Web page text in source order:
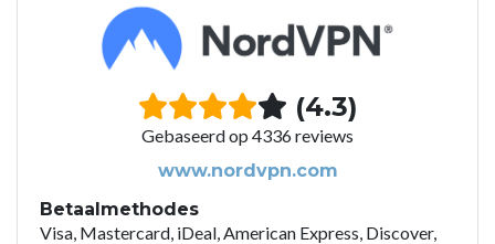
(4.3)
Gebaseerd op 4336 reviews
www.nordvpn.com
Betaalmethodes
Visa, Mastercard, iDeal, American Express, Discover,